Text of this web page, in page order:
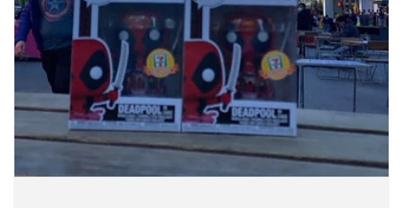
Agrega tu producto al carrito yelige
pagar con Meses sin Tarjeta.
En tu cuenta de Mercado Pago, elige
la cantidad de meses y confirma.
3 Paga mes a mescon saldo disponible,
débito u otros medios.
Crédito sujeto a aprobación.
¿Tienes dudas? Consulta nuestraAyuda.